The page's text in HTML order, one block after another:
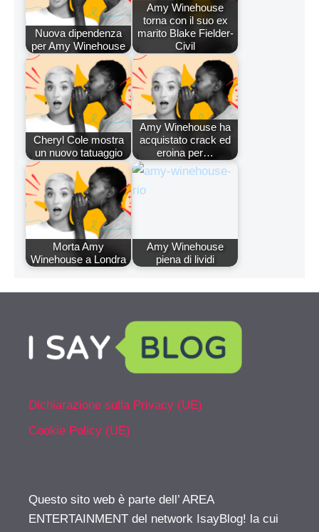
Nuova dipendenza
per Amy Winehouse
Amy Winehouse
torna con il suo ex
marito Blake Fielder-
Civil
Cheryl Cole mostra
un nuovo tatuaggio
Amy Winehouse ha
acquistato crack ed
eroina per…
Morta Amy
Winehouse a Londra
Amy Winehouse
piena di lividi
Dichiarazione sulla Privacy (UE)
Cookie Policy (UE)
Questo sito web è parte dell’ AREA
ENTERTAINMENT del network IsayBlog! la cui